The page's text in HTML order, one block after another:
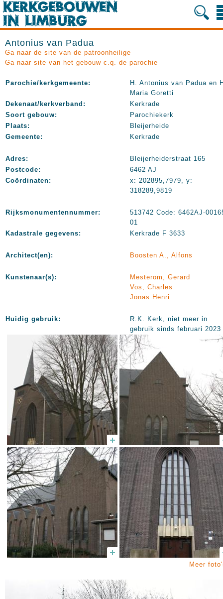
Antonius van Padua
Ga naar de site van de patroonheilige
Ga naar site van het gebouw c.q. de parochie
Parochie/kerkgemeente:
H. Antonius van Padua en
Maria Goretti
Dekenaat/kerkverband:
Kerkrade
Soort gebouw:
Parochiekerk
Plaats:
Bleijerheide
Gemeente:
Kerkrade
Adres:
Bleijerheiderstraat 165
Postcode:
6462 AJ
Coördinaten:
x: 202895,7979, y:
318289,9819
Rijksmonumentennummer:
513742 Code: 6462AJ-
01
Kadastrale gegevens:
Kerkrade F 3633
Architect(en): Boosten A., Alfons
Kunstenaar(s):
Mesterom, Gerard
Vos, Charles
Jonas Henri
Huidig gebruik:
R.K. Kerk, niet meer in
gebruik sinds februari 2023
Meer